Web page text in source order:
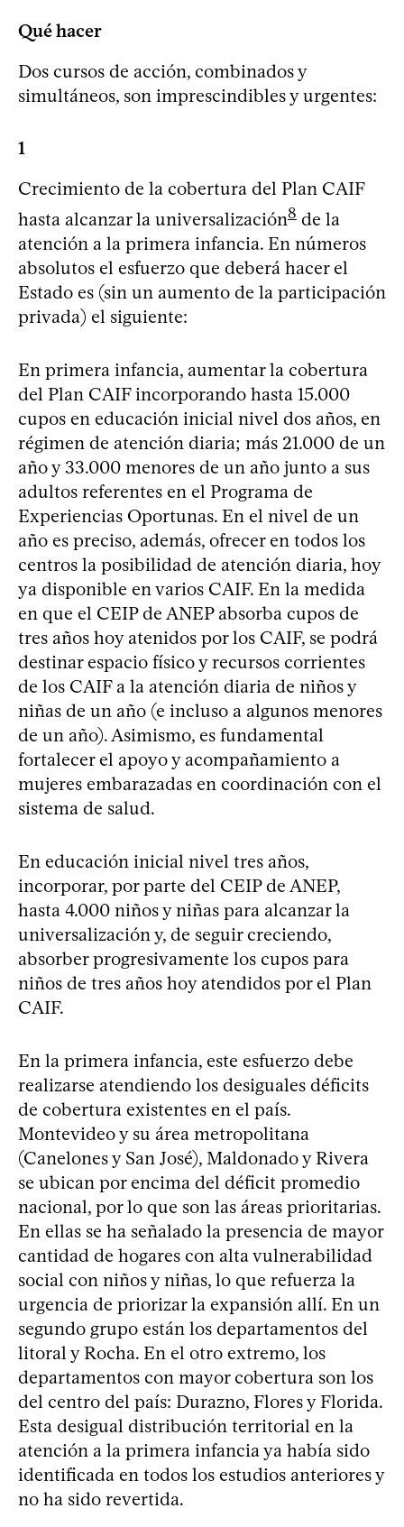
Qué hacer
Dos cursos de acción, combinados y
simultáneos, son imprescindibles y urgentes:
1
Crecimiento de la cobertura del Plan CAIF
hasta alcanzar la universalización8 de la
atención a la primera infancia. En números
absolutos el esfuerzo que deberá hacer el
Estado es (sin un aumento de la participación
privada) el siguiente:
En primera infancia, aumentar la cobertura
del Plan CAIF incorporando hasta 15.000
cupos en educación inicial nivel dos años, en
régimen de atención diaria; más 21.000 de un
año y 33.000 menores de un año junto a sus
adultos referentes en el Programa de
Experiencias Oportunas. En el nivel de un
año es preciso, además, ofrecer en todos los
centros la posibilidad de atención diaria, hoy
ya disponible en varios CAIF. En la medida
en que el CEIP de ANEP absorba cupos de
tres años hoy atenidos por los CAIF, se podrá
destinar espacio físico y recursos corrientes
de los CAIF a la atención diaria de niños y
niñas de un año (e incluso a algunos menores
de un año). Asimismo, es fundamental
fortalecer el apoyo y acompañamiento a
mujeres embarazadas en coordinación con el
sistema de salud.
En educación inicial nivel tres años,
incorporar, por parte del CEIP de ANEP,
hasta 4.000 niños y niñas para alcanzar la
universalización y, de seguir creciendo,
absorber progresivamente los cupos para
niños de tres años hoy atendidos por el Plan
CAIF.
En la primera infancia, este esfuerzo debe
realizarse atendiendo los desiguales déficits
de cobertura existentes en el país.
Montevideo y su área metropolitana
(Canelones y San José), Maldonado y Rivera
se ubican por encima del déficit promedio
nacional, por lo que son las áreas prioritarias.
En ellas se ha señalado la presencia de mayor
cantidad de hogares con alta vulnerabilidad
social con niños y niñas, lo que refuerza la
urgencia de priorizar la expansión allí. En un
segundo grupo están los departamentos del
litoral y Rocha. En el otro extremo, los
departamentos con mayor cobertura son los
del centro del país: Durazno, Flores y Florida.
Esta desigual distribución territorial en la
atención a la primera infancia ya había sido
identificada en todos los estudios anteriores y
no ha sido revertida.